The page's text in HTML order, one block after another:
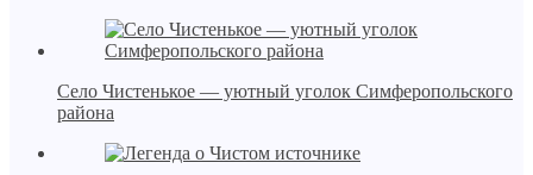
Село Чистенькое — уютный уголок Симферопольского
района